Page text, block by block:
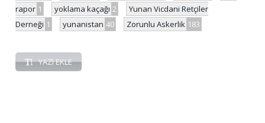
rapor 1 yoklama kaçağı 2
Yunan Vicdani Retçiler
Derneği 1 yunanistan 40 Zorunlu Askerlik 183
YAZI EKLE